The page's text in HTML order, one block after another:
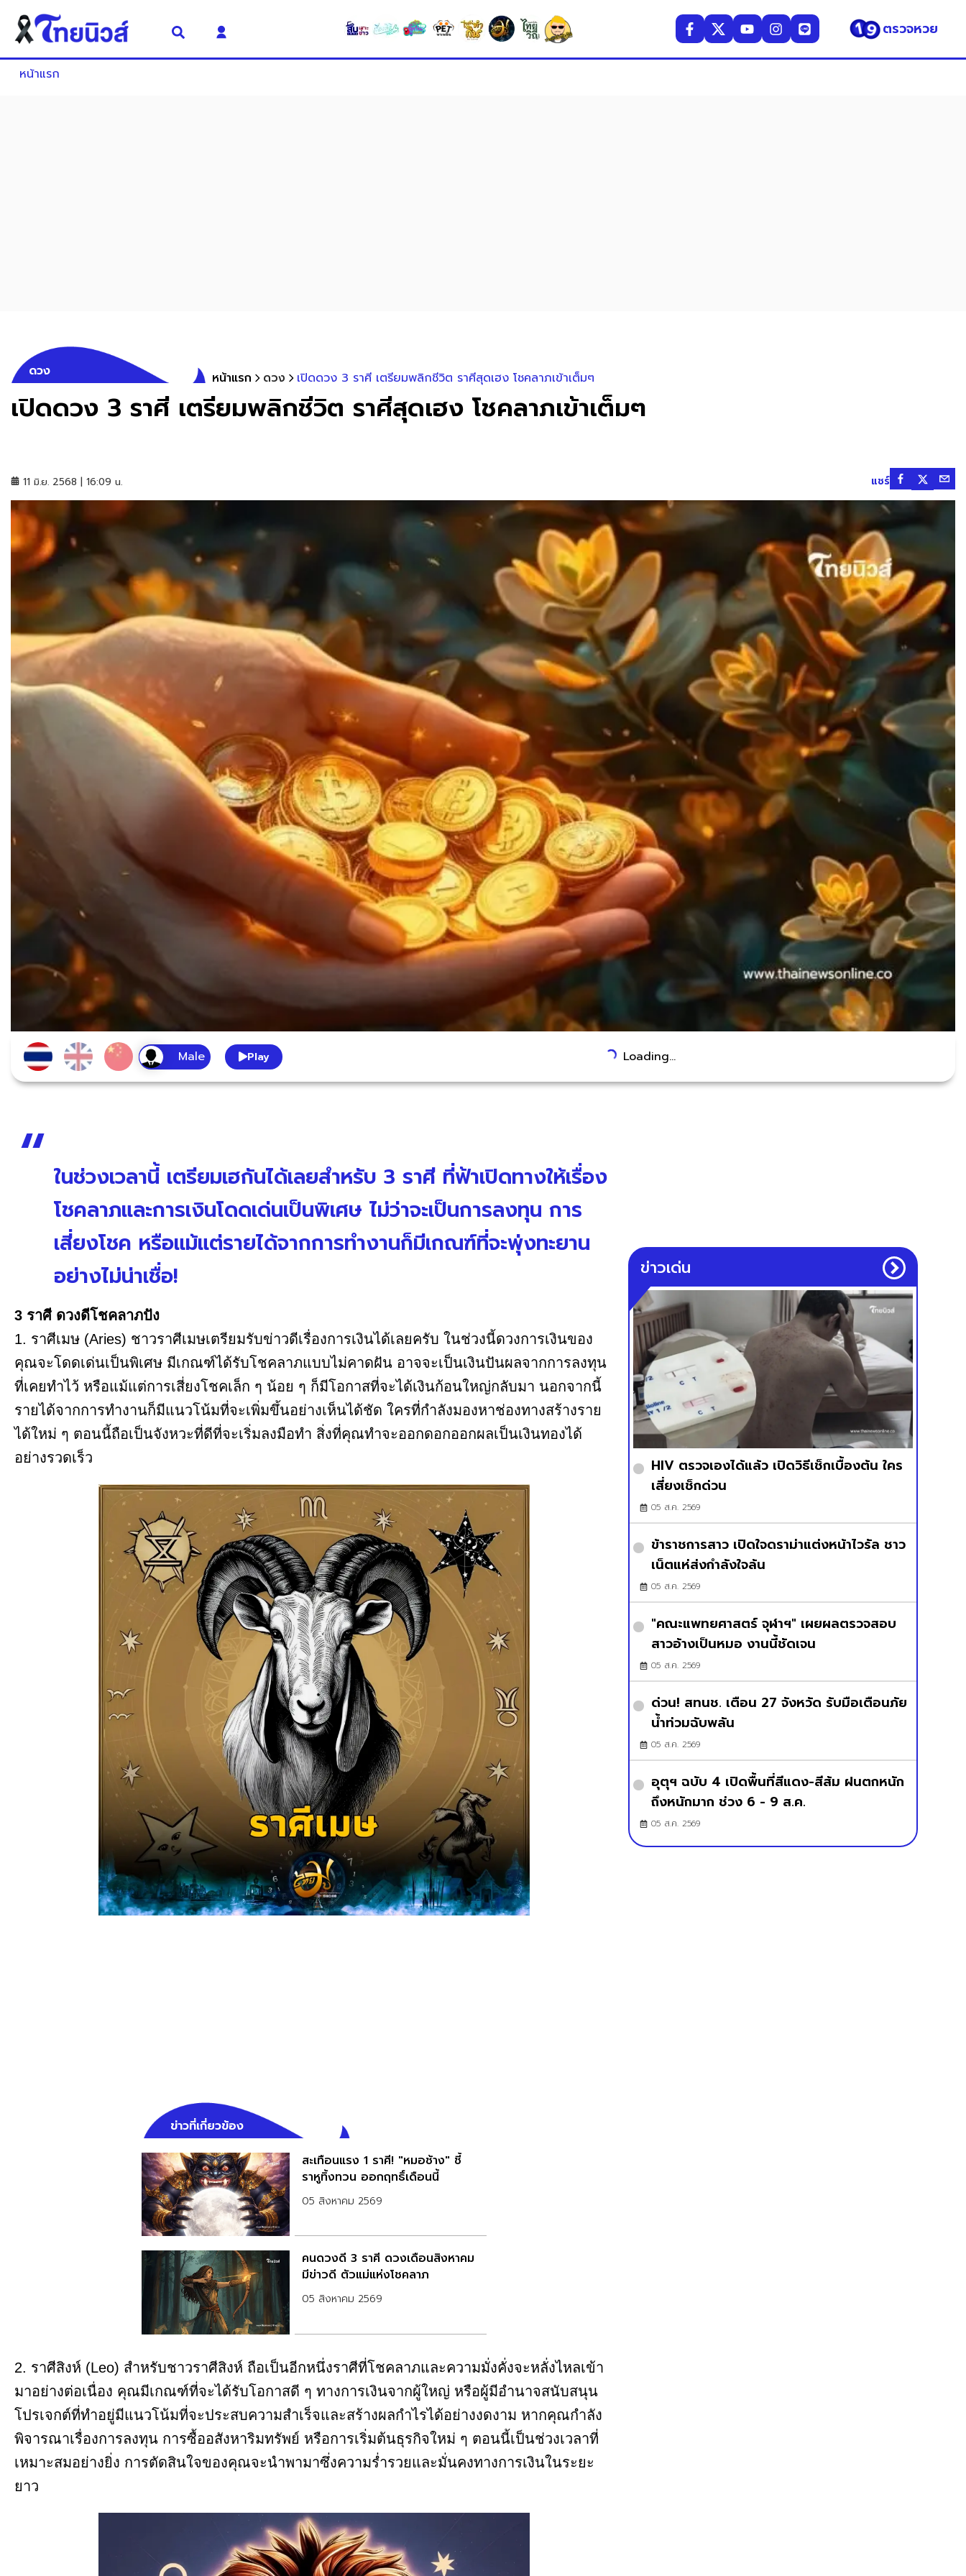
ตรวจหวย
หน้าแรก
ดวง หน้าแรก ดวง เปิดดวง 3 ราศี เตรียมพลิกชีวิต ราศีสุดเฮง โชคลาภเข้าเต็มๆ
เปิดดวง 3 ราศี เตรียมพลิกชีวิต ราศีสุดเฮง โชคลาภเข้าเต็มๆ
11 มิ.ย. 2568 | 16:09 น. แชร์
Play Loading...
ในช่วงเวลานี้ เตรียมเฮกันได้เลยสำหรับ 3 ราศี ที่ฟ้าเปิดทางให้เรื่อง
โชคลาภและการเงินโดดเด่นเป็นพิเศษ ไม่ว่าจะเป็นการลงทุน การ
เสี่ยงโชค หรือแม้แต่รายได้จากการทำงานก็มีเกณฑ์ที่จะพุ่งทะยาน
อย่างไม่น่าเชื่อ!
3 ราศี ดวงดีโชคลาภปัง
1. ราศีเมษ (Aries) ชาวราศีเมษเตรียมรับข่าวดีเรื่องการเงินได้เลยครับ ในช่วงนี้ดวงการเงินของ
คุณจะโดดเด่นเป็นพิเศษ มีเกณฑ์ได้รับโชคลาภแบบไม่คาดฝัน อาจจะเป็นเงินปันผลจากการลงทุน
ที่เคยทำไว้ หรือแม้แต่การเสี่ยงโชคเล็ก ๆ น้อย ๆ ก็มีโอกาสที่จะได้เงินก้อนใหญ่กลับมา นอกจากนี้
รายได้จากการทำงานก็มีแนวโน้มที่จะเพิ่มขึ้นอย่างเห็นได้ชัด ใครที่กำลังมองหาช่องทางสร้างราย
ได้ใหม่ ๆ ตอนนี้ถือเป็นจังหวะที่ดีที่จะเริ่มลงมือทำ สิ่งที่คุณทำจะออกดอกออกผลเป็นเงินทองได้
อย่างรวดเร็ว
ข่าวที่เกี่ยวข้อง
สะเทือนแรง 1 ราศี! "หมอช้าง" ชี้
ราหูทิ้งทวน ออกฤทธิ์เดือนนี้
05 สิงหาคม 2569
คนดวงดี 3 ราศี ดวงเดือนสิงหาคม
มีข่าวดี ตัวแม่แห่งโชคลาภ
05 สิงหาคม 2569
2. ราศีสิงห์ (Leo) สำหรับชาวราศีสิงห์ ถือเป็นอีกหนึ่งราศีที่โชคลาภและความมั่งคั่งจะหลั่งไหลเข้า
มาอย่างต่อเนื่อง คุณมีเกณฑ์ที่จะได้รับโอกาสดี ๆ ทางการเงินจากผู้ใหญ่ หรือผู้มีอำนาจสนับสนุน
โปรเจกต์ที่ทำอยู่มีแนวโน้มที่จะประสบความสำเร็จและสร้างผลกำไรได้อย่างงดงาม หากคุณกำลัง
พิจารณาเรื่องการลงทุน การซื้ออสังหาริมทรัพย์ หรือการเริ่มต้นธุรกิจใหม่ ๆ ตอนนี้เป็นช่วงเวลาที่
เหมาะสมอย่างยิ่ง การตัดสินใจของคุณจะนำพามาซึ่งความร่ำรวยและมั่นคงทางการเงินในระยะ
ยาว
ข่าวเด่น
HIV ตรวจเองได้แล้ว เปิดวิธีเช็กเบื้องต้น ใคร
เสี่ยงเช็กด่วน
05 ส.ค. 2569
ข้าราชการสาว เปิดใจดราม่าแต่งหน้าไวรัล ชาว
เน็ตแห่ส่งกำลังใจล้น
05 ส.ค. 2569
"คณะแพทยศาสตร์ จุฬาฯ" เผยผลตรวจสอบ
สาวอ้างเป็นหมอ งานนี้ชัดเจน
05 ส.ค. 2569
ด่วน! สทนช. เตือน 27 จังหวัด รับมือเตือนภัย
น้ำท่วมฉับพลัน
05 ส.ค. 2569
อุตุฯ ฉบับ 4 เปิดพื้นที่สีแดง-สีส้ม ฝนตกหนัก
ถึงหนักมาก ช่วง 6 - 9 ส.ค.
05 ส.ค. 2569